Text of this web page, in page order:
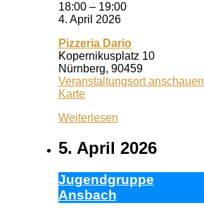
18:00 – 19:00
4. April 2026
Pizzeria Dario
Kopernikusplatz 10
Nürnberg, 90459
Veranstaltungsort anschauen
KartePizzeria
Weiterlesen
5. April 2026
Ju­gend­grup­pe
Ans­bach